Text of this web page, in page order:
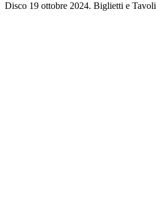
Disco 19 ottobre 2024. Biglietti e Tavoli